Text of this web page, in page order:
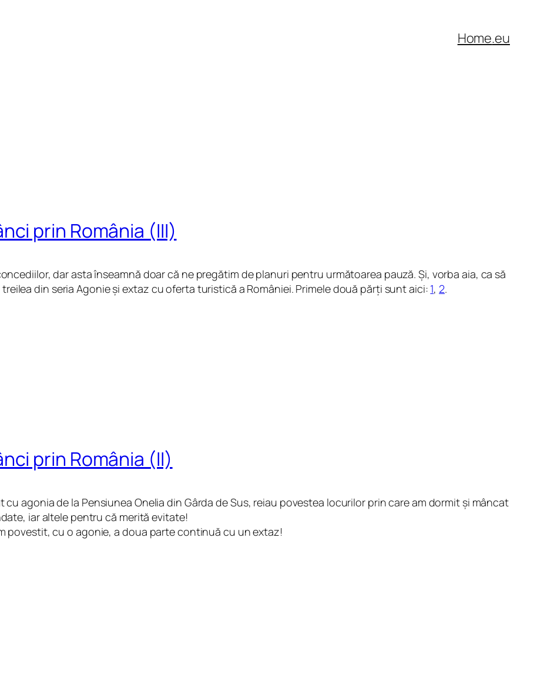
Home.eu
prin România (III)
dar asta înseamnă doar că ne pregătim de planuri pentru următoarea pauză. Și, vorba aia, ca să
din seria Agonie și extaz cu oferta turistică a României. Primele două părți sunt aici: 1, 2.
prin România (II)
cu agonia de la Pensiunea Onelia din Gârda de Sus, reiau povestea locurilor prin care am dormit și mâncat
iar altele pentru că merită evitate!
povestit, cu o agonie, a doua parte continuă cu un extaz!